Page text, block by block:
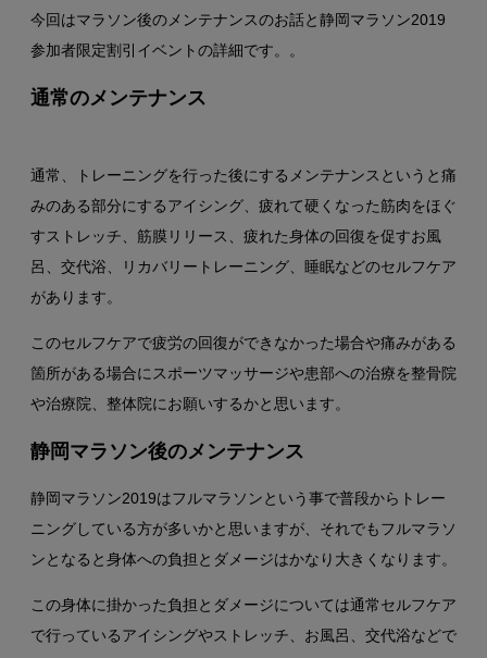
今回はマラソン後のメンテナンスのお話と静岡マラソン2019
参加者限定割引イベントの詳細です。。
通常のメンテナンス
通常、トレーニングを行った後にするメンテナンスというと痛
みのある部分にするアイシング、疲れて硬くなった筋肉をほぐ
すストレッチ、筋膜リリース、疲れた身体の回復を促すお風
呂、交代浴、リカバリートレーニング、睡眠などのセルフケア
があります。
このセルフケアで疲労の回復ができなかった場合や痛みがある
箇所がある場合にスポーツマッサージや患部への治療を整骨院
や治療院、整体院にお願いするかと思います。
静岡マラソン後のメンテナンス
静岡マラソン2019はフルマラソンという事で普段からトレー
ニングしている方が多いかと思いますが、それでもフルマラソ
ンとなると身体への負担とダメージはかなり大きくなります。
この身体に掛かった負担とダメージについては通常セルフケア
で行っているアイシングやストレッチ、お風呂、交代浴などで